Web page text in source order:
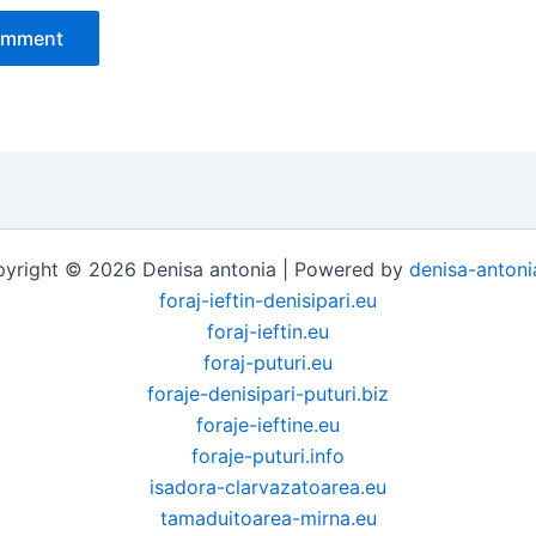
© 2026 Denisa antonia | Powered by denisa-
foraj-ieftin-denisipari.eu
foraj-ieftin.eu
foraj-puturi.eu
foraje-denisipari-puturi.biz
foraje-ieftine.eu
foraje-puturi.info
isadora-clarvazatoarea.eu
tamaduitoarea-mirna.eu